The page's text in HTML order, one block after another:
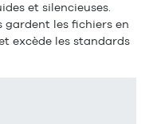
et silencieuses.
gardent les fichiers en
excède les standards